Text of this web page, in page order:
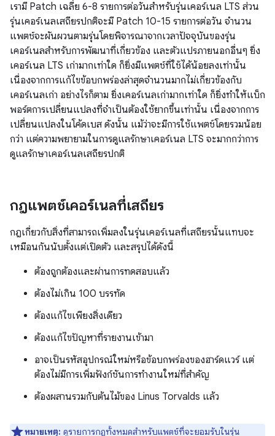
เรามี Patch เฉลี่ย 6-8 รายการต่อวันสำหรับรุ่นเคอร์เนล LTS ส่วน
รุ่นเคอร์เนลเสถียรปกติจะมี Patch 10-15 รายการต่อวัน จำนวน
แพตช์จะผันผวนตามรุ่นโดยพิจารณาจากเวลาปัจจุบันของรุ่น
เคอร์เนลสำหรับการพัฒนาที่เกี่ยวข้อง และตัวแปรภายนอกอื่นๆ ยิ่ง
เคอร์เนล LTS เก่ามากเท่าใด ก็ยิ่งมีแพตช์ที่ใช้ได้น้อยลงเท่านั้น
เนื่องจากการแก้ไขข้อบกพร่องล่าสุดจำนวนมากไม่เกี่ยวข้องกับ
เคอร์เนลเก่า อย่างไรก็ตาม ยิ่งเคอร์เนลเก่ามากเท่าใด ก็ยิ่งทำให้แบ็ก
พอร์ตการเปลี่ยนแปลงที่จำเป็นต้องใช้ยากขึ้นเท่านั้น เนื่องจากการ
เปลี่ยนแปลงในโค้ดเบส ดังนั้น แม้ว่าจะมีการใช้แพตช์โดยรวมน้อย
กว่า แต่ความพยายามในการดูแลรักษาเคอร์เนล LTS จะมากกว่าการ
ดูแลรักษาเคอร์เนลเสถียรปกติ
กฎแพตช์เคอร์เนลที่เสถียร
กฎเกี่ยวกับสิ่งที่สามารถเพิ่มลงในรุ่นเคอร์เนลที่เสถียรนั้นแทบจะ
เหมือนกันนับตั้งแต่เปิดตัว และสรุปได้ดังนี้
ต้องถูกต้องและผ่านการทดสอบแล้ว
ต้องไม่เกิน 100 บรรทัด
ต้องแก้ไขเพียงสิ่งเดียว
ต้องแก้ไขปัญหาที่รายงานเข้ามา
อาจเป็นรหัสอุปกรณ์ใหม่หรือข้อบกพร่องของฮาร์ดแวร์ แต่
ต้องไม่มีการเพิ่มฟังก์ชันการทำงานใหม่ที่สำคัญ
ต้องผสานรวมกับต้นไม้ของ Linus Torvalds แล้ว
หมายเหตุ: ดูรายการกฎทั้งหมดสำหรับแพตช์ที่จะยอมรับในรุ่น